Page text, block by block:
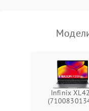
пропадание диска
оперативной памяти:
вылеты приложений,
синие экраны
Проблемы Wi‑Fi или
Infinix